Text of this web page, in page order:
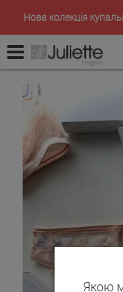
Нова колекція
Якою